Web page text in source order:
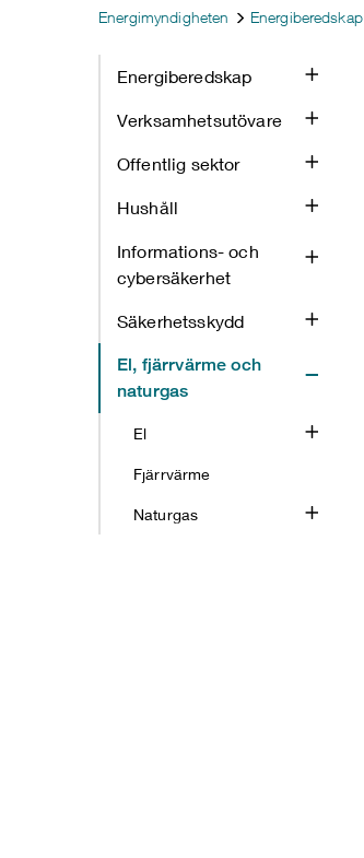
Energimyndigheten Energiberedskap
Energiberedskap
Verksamhetsutövare
Offentlig sektor
Hushåll
Informations- och
cybersäkerhet
Säkerhetsskydd
El, fjärrvärme och
naturgas
El
Fjärrvärme
Naturgas